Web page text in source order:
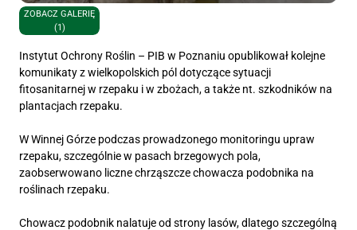
ZOBACZ GALERIĘ
(1)
Instytut Ochrony Roślin – PIB w Poznaniu opublikował kolejne
komunikaty z wielkopolskich pól dotyczące sytuacji
fitosanitarnej w rzepaku i w zbożach, a także nt. szkodników na
plantacjach rzepaku.
W Winnej Górze podczas prowadzonego monitoringu upraw
rzepaku, szczególnie w pasach brzegowych pola,
zaobserwowano liczne chrząszcze chowacza podobnika na
roślinach rzepaku.
Chowacz podobnik nalatuje od strony lasów, dlatego szczególną